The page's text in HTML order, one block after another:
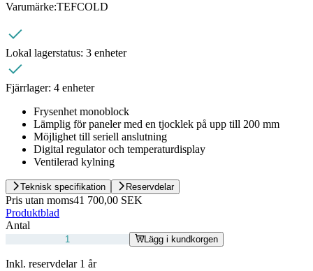
Varumärke:TEFCOLD
Lokal lagerstatus: 3 enheter
Fjärrlager: 4 enheter
Frysenhet monoblock
Lämplig för paneler med en tjocklek på upp till 200 mm
Möjlighet till seriell anslutning
Digital regulator och temperaturdisplay
Ventilerad kylning
Teknisk specifikation Reservdelar
Pris utan moms41 700,00 SEK
Produktblad
Antal
Lägg i kundkorgen
Inkl. reservdelar 1 år